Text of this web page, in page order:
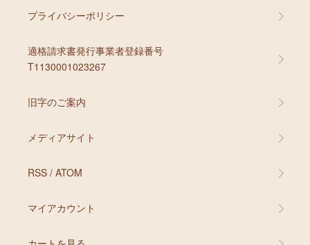
プライバシーポリシー
適格請求書発行事業者登録番号
T1130001023267
旧字のご案内
メディアサイト
RSS / ATOM
マイアカウント